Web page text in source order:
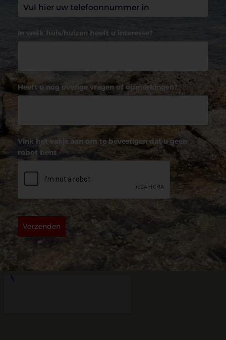
In welk huis/huizen heeft u interesse?
Heeft u nog overige vragen of opmerkingen?
Vink het vakje aan om te bevestigen dat u geen
robot bent*
Verzenden